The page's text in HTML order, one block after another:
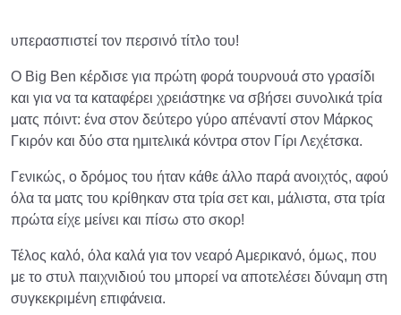
υπερασπιστεί τον περσινό τίτλο του!
Ο Big Ben κέρδισε για πρώτη φορά τουρνουά στο γρασίδι
και για να τα καταφέρει χρειάστηκε να σβήσει συνολικά τρία
ματς πόιντ: ένα στον δεύτερο γύρο απέναντί στον Μάρκος
Γκιρόν και δύο στα ημιτελικά κόντρα στον Γίρι Λεχέτσκα.
Γενικώς, ο δρόμος του ήταν κάθε άλλο παρά ανοιχτός, αφού
όλα τα ματς του κρίθηκαν στα τρία σετ και, μάλιστα, στα τρία
πρώτα είχε μείνει και πίσω στο σκορ!
Τέλος καλό, όλα καλά για τον νεαρό Αμερικανό, όμως, που
με το στυλ παιχνιδιού του μπορεί να αποτελέσει δύναμη στη
συγκεκριμένη επιφάνεια.